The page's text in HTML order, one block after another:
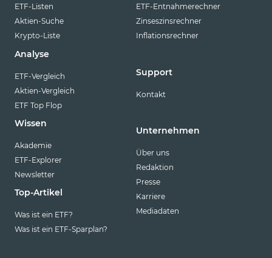
ETF-Listen
Aktien-Suche
Krypto-Liste
Analyse
ETF-Vergleich
Aktien-Vergleich
ETF Top Flop
Wissen
Akademie
ETF-Explorer
Newsletter
Top-Artikel
Was ist ein ETF?
Was ist ein ETF-Sparplan?
ETF-Entnahmerechner
Zinseszinsrechner
Inflationsrechner
Support
Kontakt
Unternehmen
Über uns
Redaktion
Presse
Karriere
Mediadaten